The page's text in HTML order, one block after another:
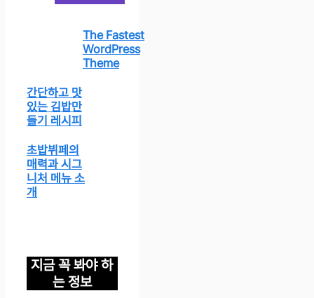
The Fastest
WordPress
Theme
간단하고 맛
있는 김밥만
들기 레시피
초밥뷔페의
매력과 시그
니처 메뉴 소
개
지금 꼭 봐야 하
는 정보